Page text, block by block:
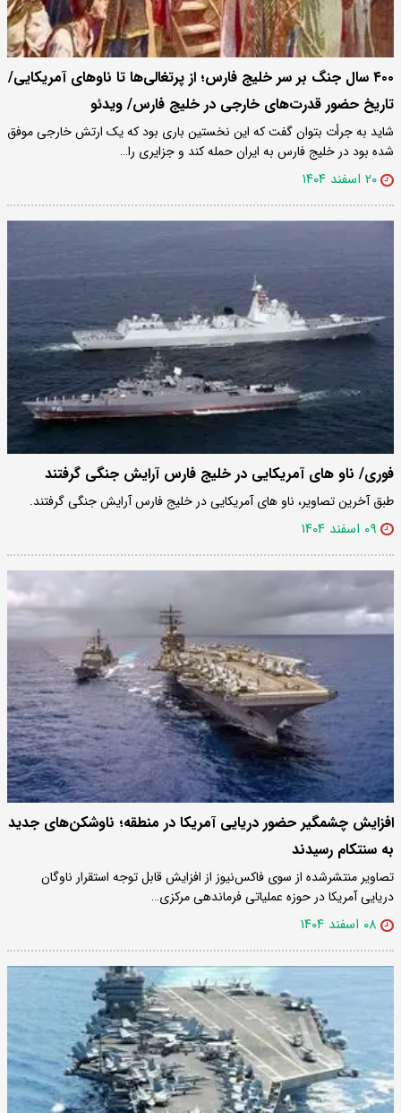
۴۰۰ سال جنگ بر سر خلیج فارس؛ از پرتغالی‌ها تا ناوهای آمریکایی/
تاریخ حضور قدرت‌های خارجی در خلیج فارس/ ویدئو
شاید به جرأت بتوان گفت که این نخستین باری بود که یک ارتش خارجی موفق
شده بود در خلیج فارس به ایران حمله کند و جزایری را…
۲۰ اسفند ۱۴۰۴
فوری/ ناو های آمریکایی در خلیج فارس آرایش جنگی گرفتند
طبق آخرین تصاویر، ناو های آمریکایی در خلیج فارس آرایش جنگی گرفتند.
۰۹ اسفند ۱۴۰۴
افزایش چشمگیر حضور دریایی آمریکا در منطقه؛ ناوشکن‌های جدید
به سنتکام رسیدند
تصاویر منتشرشده از سوی فاکس‌نیوز از افزایش قابل توجه استقرار ناوگان
دریایی آمریکا در حوزه عملیاتی فرماندهی مرکزی…
۰۸ اسفند ۱۴۰۴